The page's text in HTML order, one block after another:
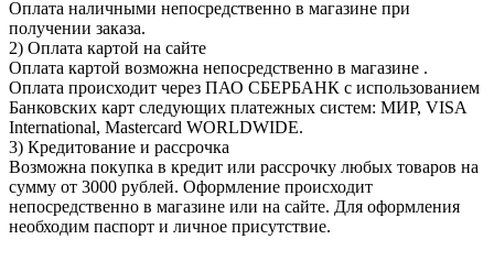
Оплата наличными непосредственно в магазине при
получении заказа.
2) Оплата картой на сайте
Оплата картой возможна непосредственно в магазине .
Оплата происходит через ПАО СБЕРБАНК с использованием
Банковских карт следующих платежных систем: МИР, VISA
International, Mastercard WORLDWIDE.
3) Кредитование и рассрочка
Возможна покупка в кредит или рассрочку любых товаров на
сумму от 3000 рублей. Оформление происходит
непосредственно в магазине или на сайте. Для оформления
необходим паспорт и личное присутствие.